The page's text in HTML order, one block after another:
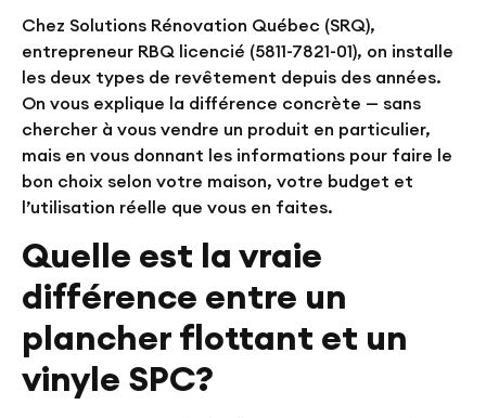
Chez Solutions Rénovation Québec (SRQ),
entrepreneur RBQ licencié (5811-7821-01), on installe
les deux types de revêtement depuis des années.
On vous explique la différence concrète — sans
chercher à vous vendre un produit en particulier,
mais en vous donnant les informations pour faire le
bon choix selon votre maison, votre budget et
l’utilisation réelle que vous en faites.
Quelle est la vraie
différence entre un
plancher flottant et un
vinyle SPC?